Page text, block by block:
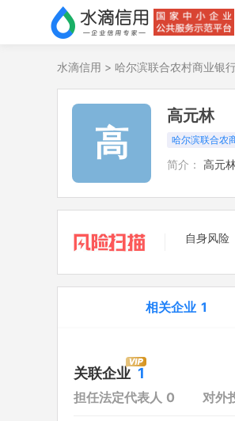
水滴信用 > 哈尔滨联合农村商业银
高
高元林
哈尔滨联合农
简介： 高元
自身风险
相关企业 1
对外投资
在外任职 1
关联企业 1
担任法定代表人 0 对外